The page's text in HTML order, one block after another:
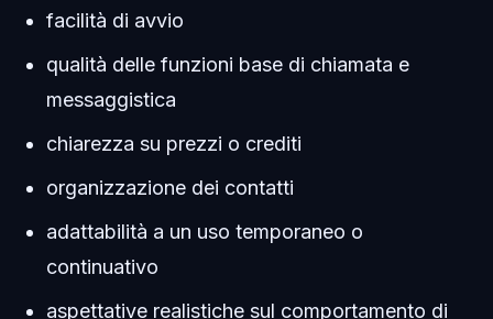
facilità di avvio
qualità delle funzioni base di chiamata e
messaggistica
chiarezza su prezzi o crediti
organizzazione dei contatti
adattabilità a un uso temporaneo o
continuativo
aspettative realistiche sul comportamento di